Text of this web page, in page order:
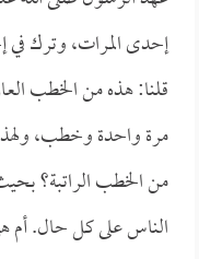
إحدى المرات، وترك
قلنا: هذه من الخطب
مرة واحدة وخطب،
من الخطب الراتبة؟
الناس على كل حال. أم